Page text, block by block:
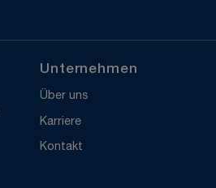
Unternehmen
Über uns
Karriere
Kontakt